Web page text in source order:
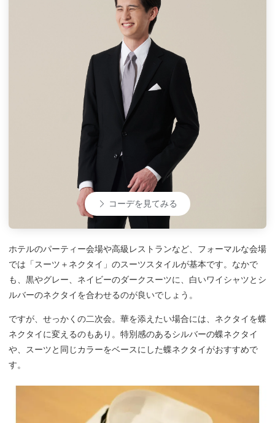
コーデを見てみる
ホテルのパーティー会場や高級レストランなど、フォーマルな会場
では「スーツ＋ネクタイ」のスーツスタイルが基本です。なかで
も、黒やグレー、ネイビーのダークスーツに、白いワイシャツとシ
ルバーのネクタイを合わせるのが良いでしょう。
ですが、せっかくの二次会。華を添えたい場合には、ネクタイを蝶
ネクタイに変えるのもあり。特別感のあるシルバーの蝶ネクタイ
や、スーツと同じカラーをベースにした蝶ネクタイがおすすめで
す。